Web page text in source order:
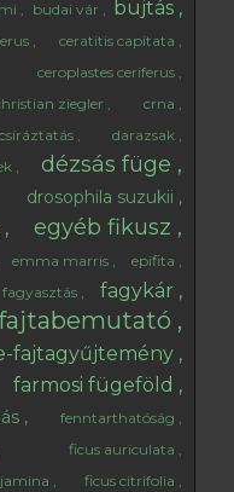
budai vár bujtás
ceratitis capitata
ceroplastes ceriferus
ziegler crna
csíráztatás
darazsak
dézsás füge
drosophila suzukii
egyéb fikusz
emma marris epifita
fagyasztás fagykár
fajtagyűjtemény
farmosi fügeföld
fenntarthatóság
ficus auriculata
ficus citrifolia